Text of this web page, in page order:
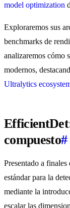
model optimization
Exploraremos sus
benchmarks de
analizaremos cómo
modernos,
Ultralytics
compuesto#
Presentado a
estándar para la
mediante la
escalar las